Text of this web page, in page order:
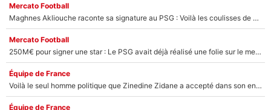
Mercato Football
Maghnes Akliouche raconte sa signature au PSG : Voilà les coulisses de son transfert de rêve à 50M€
Mercato Football
250M€ pour signer une star : Le PSG avait déjà réalisé une folie sur le mercato bien avant Neymar !
Équipe de France
Voilà le seul homme politique que Zinedine Zidane a accepté dans son entourage : «Je garde un très bon souvenir de lui»
Équipe de France